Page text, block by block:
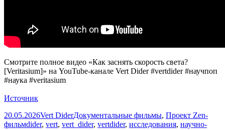
Смотрите полное видео «Как заснять скорость света?
[Veritasium]» на YouTube-канале Vert Dider #vertdider #научпоп
#наука #veritasium
Источник
Опубликовано
20.05.2026Автор
Vert DiderРубрики
Документальные фильмы, Проект Zen-
фильмМетки
dider, vert, vert_dider, vertdider, исследования, научно-